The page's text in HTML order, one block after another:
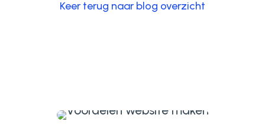
Keer terug naar blog overzicht